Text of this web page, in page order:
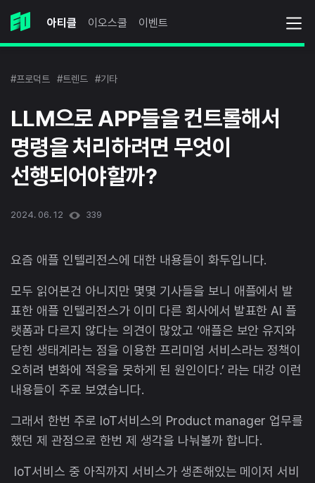
아티클 이오스쿨 이벤트
#프로덕트 #트렌드 #기타
LLM으로 APP들을 컨트롤해서
명령을 처리하려면 무엇이
선행되어야할까?
2024. 06. 12 339
요즘 애플 인텔리전스에 대한 내용들이 화두입니다.
모두 읽어본건 아니지만 몇몇 기사들을 보니 애플에서 발
표한 애플 인텔리전스가 이미 다른 회사에서 발표한 AI 플
랫폼과 다르지 않다는 의견이 많았고 ‘애플은 보안 유지와
닫힌 생태계라는 점을 이용한 프리미엄 서비스라는 정책이
오히려 변화에 적응을 못하게 된 원인이다.’ 라는 대강 이런
내용들이 주로 보였습니다.
그래서 한번 주로 IoT서비스의 Product manager 업무를
했던 제 관점으로 한번 제 생각을 나눠볼까 합니다.
IoT서비스 중 아직까지 서비스가 생존해있는 메이저 서비